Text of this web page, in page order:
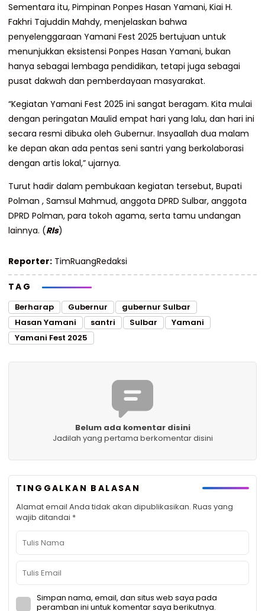
Sementara itu, Pimpinan Ponpes Hasan Yamani, Kiai H.
Fakhri Tajuddin Mahdy, menjelaskan bahwa
penyelenggaraan Yamani Fest 2025 bertujuan untuk
menunjukkan eksistensi Ponpes Hasan Yamani, bukan
hanya sebagai lembaga pendidikan, tetapi juga sebagai
pusat dakwah dan pemberdayaan masyarakat.
“Kegiatan Yamani Fest 2025 ini sangat beragam. Kita mulai
dengan peringatan Maulid empat hari yang lalu, dan hari ini
secara resmi dibuka oleh Gubernur. Insyaallah dua malam
ke depan akan ada pentas seni santri yang berkolaborasi
dengan artis lokal,” ujarnya.
Turut hadir dalam pembukaan kegiatan tersebut, Bupati
Polman , Samsul Mahmud, anggota DPRD Sulbar, anggota
DPRD Polman, para tokoh agama, serta tamu undangan
lainnya. (Rls)
Reporter: TimRuangRedaksi
TAG
Berharap Gubernur
gubernur Sulbar
Hasan Yamani
santri Sulbar
Yamani
Yamani Fest 2025
Belum ada komentar disini
Jadilah yang pertama berkomentar disini
TINGGALKAN BALASAN
Alamat email Anda tidak akan dipublikasikan. Ruas yang
wajib ditandai *
Simpan nama, email, dan situs web saya pada
peramban ini untuk komentar saya berikutnya.